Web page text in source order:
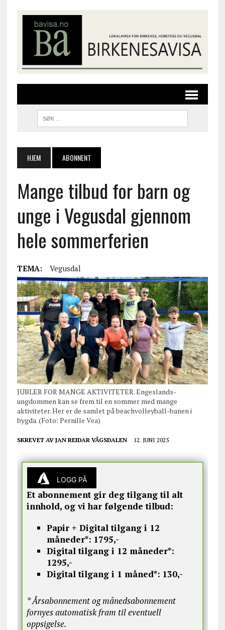
HJEM ABONNENT
Mange tilbud for barn og
unge i Vegusdal gjennom
hele sommerferien
TEMA: Vegusdal
JUBLER FOR MANGE AKTIVITETER. Engeslands-
ungdommen kan se frem til en sommer med mange
aktiviteter. Her er de samlet på beachvolleyball-banen i
bygda. (Foto: Pernille Vea)
SKREVET AV JAN REIDAR VÅGSDALEN 12. JUNI 2025
LOGG PÅ
Et abonnement gir deg tilgang til alt
innhold, og vi har følgende tilbud:
Papir + Digital tilgang i 12
måneder*: 1795,-
Digital tilgang i 12 måneder*:
1295,-
Digital tilgang i 1 måned*: 130,-
* Årsabonnement og månedsabonnement
fornyes automatisk fram til eventuell
oppsigelse.